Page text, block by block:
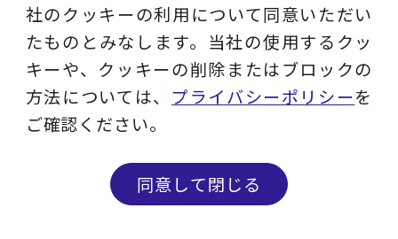
Instagram
現役コンサルタントのコラム、ビジネス用
語解説、セミナー情報など実務に役立つコ
フォローする
社のクッキーの利用について同意いただい
たものとみなします。当社の使用するクッ
キーや、クッキーの削除またはブロックの
方法については、 プライバシーポリシーを
ご確認ください。
同意して閉じる